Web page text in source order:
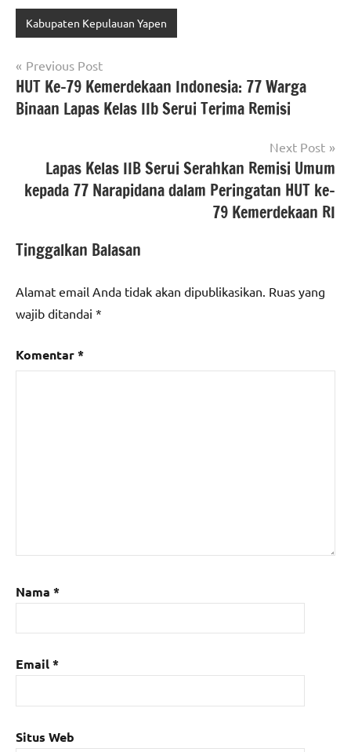
Kabupaten Kepulauan Yapen
Navigasi
pos
Previous Post
HUT Ke-79 Kemerdekaan Indonesia: 77 Warga
Binaan Lapas Kelas IIb Serui Terima Remisi
Next Post
Lapas Kelas IIB Serui Serahkan Remisi Umum
kepada 77 Narapidana dalam Peringatan HUT ke-
79 Kemerdekaan RI
Tinggalkan Balasan
Alamat email Anda tidak akan dipublikasikan. Ruas yang
wajib ditandai *
Komentar*
Nama *
Email*
Situs Web